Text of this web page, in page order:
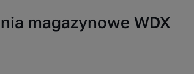
magazynowe WDX